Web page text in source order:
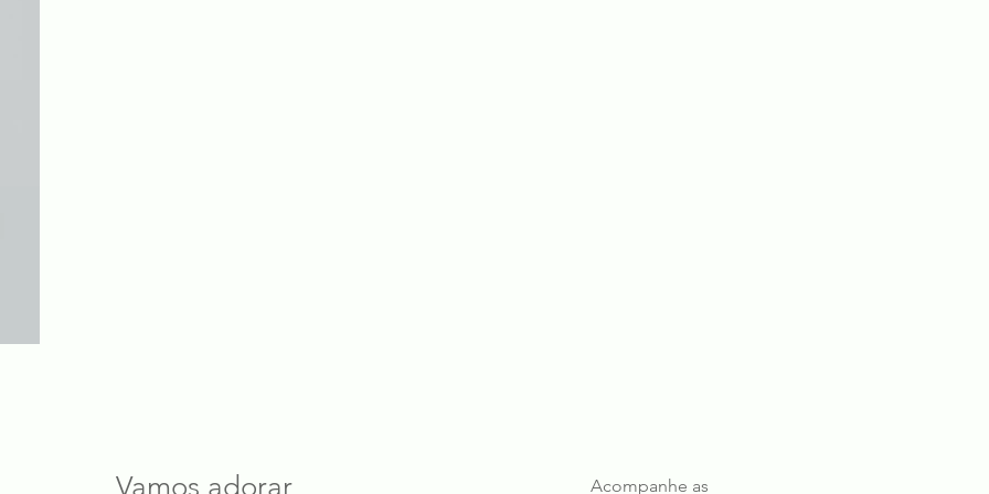
Vamos adorar Acompanhe as